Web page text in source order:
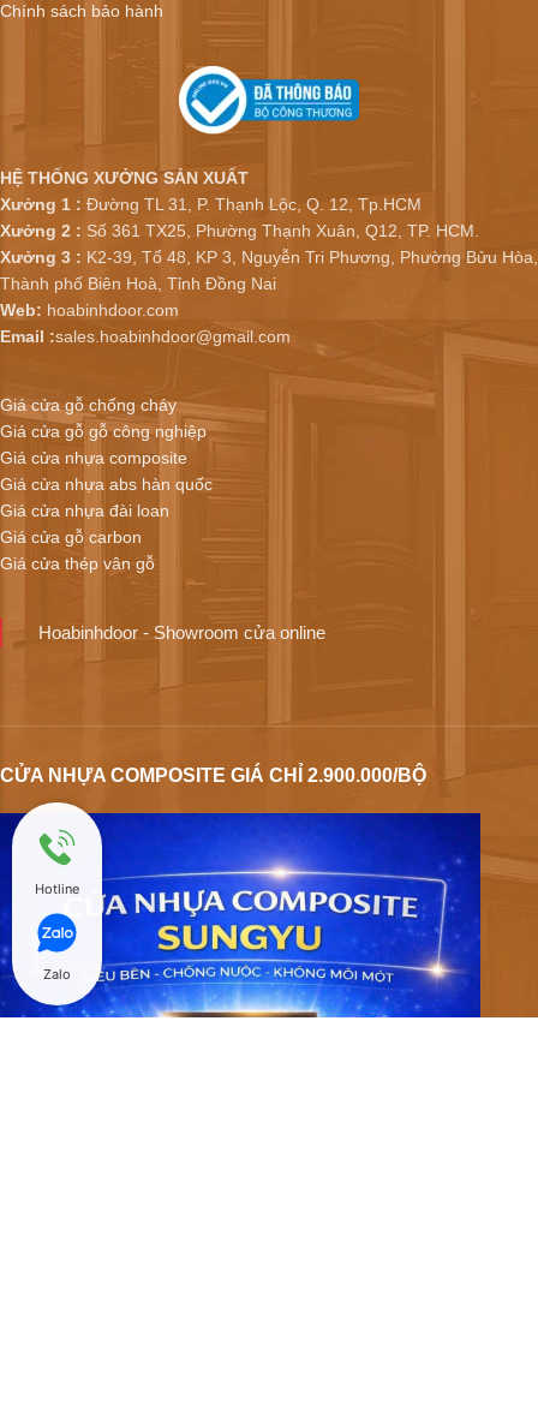
Chính sách bảo hành
HỆ THỐNG XƯỞNG SẢN XUẤT
Xưởng 1 : Đường TL 31, P. Thạnh Lộc, Q. 12, Tp.HCM
Xưởng 2 : Số 361 TX25, Phường Thạnh Xuân, Q12, TP. HCM.
Xưởng 3 : K2-39, Tổ 48, KP 3, Nguyễn Tri Phương, Phường Bửu Hòa,
Thành phố Biên Hoà, Tỉnh Đồng Nai
Web: hoabinhdoor.com
Email :sales.hoabinhdoor@gmail.com
Giá cửa gỗ chống cháy
Giá cửa gỗ gỗ công nghiệp
Giá cửa nhựa composite
Giá cửa nhựa abs hàn quốc
Giá cửa nhựa đài loan
Giá cửa gỗ carbon
Giá cửa thép vân gỗ
Hoabinhdoor - Showroom cửa online
CỬA NHỰA COMPOSITE GIÁ CHỈ 2.900.000/BỘ
Hotline
Zalo